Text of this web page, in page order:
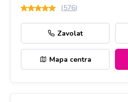
(576)
Zavolat
Mapa centra